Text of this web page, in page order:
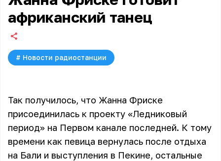
африканский танец
# Новости радиостанции
Так получилось, что Жанна Фриске
присоединилась к проекту «Ледниковый
период» на Первом канале последней. К тому
времени как певица вернулась после отдыха
на Бали и выступления в Пекине, остальные